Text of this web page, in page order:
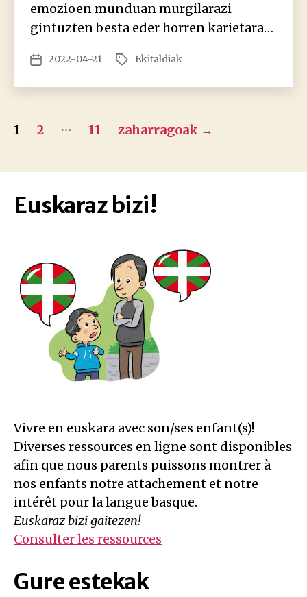
emozioen munduan murgilarazi
gintuzten besta eder horren karietara…
Argitalpenaren
2022-04-21 EtiketakEkitaldiak
Posts
1 2 … 11 zaharragoak →
Euskaraz bizi!
Vivre en euskara avec son/ses enfant(s)!
Diverses ressources en ligne sont disponibles
afin que nous parents puissons montrer à
nos enfants notre attachement et notre
intérêt pour la langue basque.
Euskaraz bizi gaitezen!
Consulter les ressources
Gure estekak